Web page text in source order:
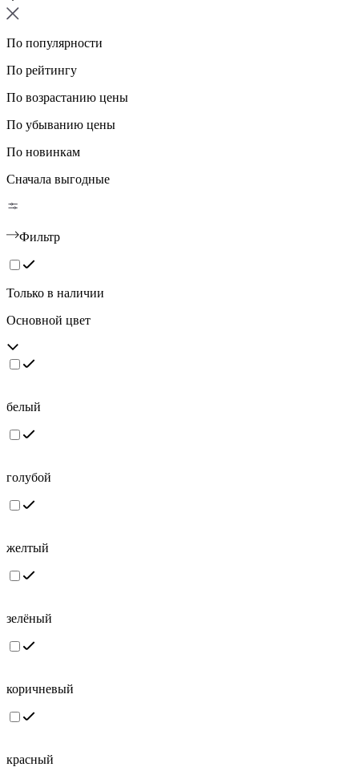
По популярности
По рейтингу
По возрастанию цены
По убыванию цены
По новинкам
Сначала выгодные
Фильтр
Только в наличии
Основной цвет
белый
голубой
желтый
зелёный
коричневый
красный